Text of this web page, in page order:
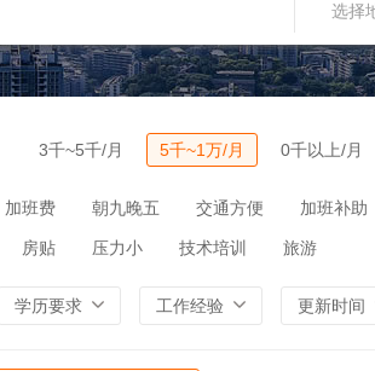
选择
3千~5千/月 5千~1万/月 0千以上/月
加班费 朝九晚五 交通方便 加班补助
房贴 压力小 技术培训 旅游
学历要求 工作经验 更新时间